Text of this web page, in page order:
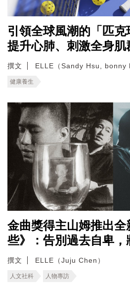
引領全球風潮的「匹
提升心肺、刺激全身肌
撰文 ELLE（Sandy Hsu, bonny
健康養生
金曲獎得主山姆推出全
些》：告別過去自卑
撰文 ELLE（Juju Chen）
人文社科 人物專訪